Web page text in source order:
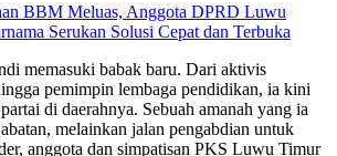
BBM Meluas, Anggota DPRD Luwu
Serukan Solusi Cepat dan Terbuka
memasuki babak baru. Dari aktivis
pemimpin lembaga pendidikan, ia kini
di daerahnya. Sebuah amanah yang ia
melainkan jalan pengabdian untuk
anggota dan simpatisan PKS Luwu Timur